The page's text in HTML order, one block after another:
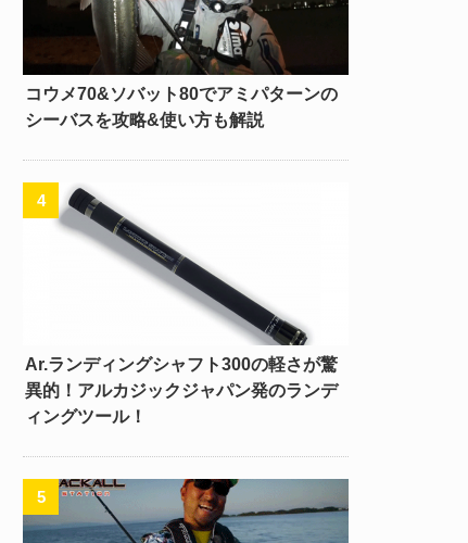
コウメ70&ソバット80でアミパターンの
シーバスを攻略&使い方も解説
Ar.ランディングシャフト300の軽さが驚
異的！アルカジックジャパン発のランデ
ィングツール！